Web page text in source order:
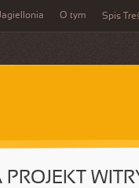
O tym Spis